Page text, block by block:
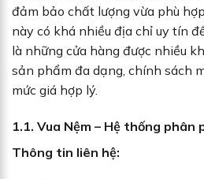
đảm bảo chất lượng vừa phù
này có khá nhiều địa chỉ uy tín
là những cửa hàng được nhiều
sản phẩm đa dạng, chính sách
mức giá hợp lý.
1.1. Vua Nệm – Hệ thống phân
Thông tin liên hệ: